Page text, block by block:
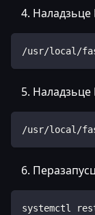
Наладзьце
/usr/local/
Наладзьце
/usr/local/
systemctl